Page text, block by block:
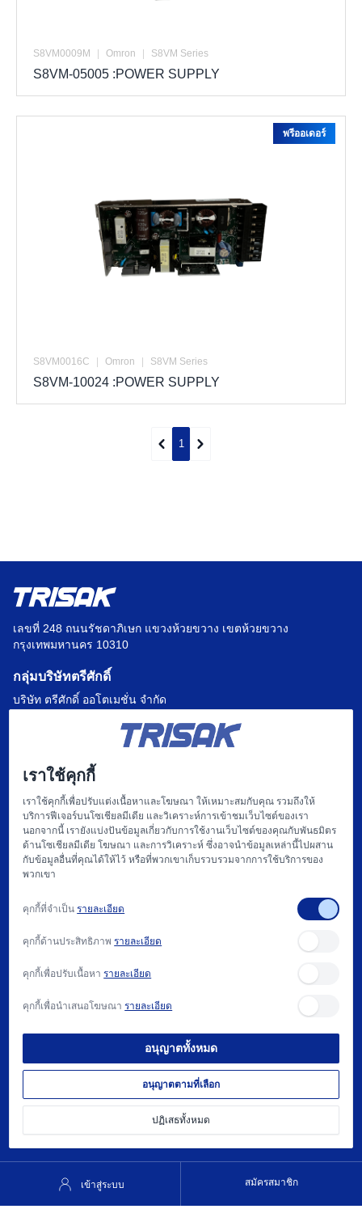
เข้าสู่ระบบ สมัครสมาชิก
S8VM0009M | Omron | S8VM Series
S8VM-05005 :POWER SUPPLY
S8VM0016C | Omron | S8VM Series
S8VM-10024 :POWER SUPPLY
พรีออเดอร์
1
เลขที่ 248 ถนนรัชดาภิเษก แขวงห้วยขวาง เขตห้วยขวาง
กรุงเทพมหานคร 10310
กลุ่มบริษัทตรีศักดิ์
บริษัท ตรีศักดิ์ ออโตเมชั่น จำกัด
บริษัท แฟคตอรี่ ออโตเมชั่น เซ็นเตอร์ จำกัด
บริษัท ไฮทรอน-ตรีศักดิ์ จำกัด
หน้าแรก
เกี่ยวกับเรา
สนับสนุน
ติดต่อเรา
วิธีการซื้อ และ นโยบาย
ต้องการความช่วยเหลือ?
022740081
© 2025 บริษัท ตรีศักดิ์ ออโตเมชั่น จำกัด | นโยบายความเป็นส่วนตัว
เราใช้คุกกี้
เราใช้คุกกี้เพื่อปรับแต่งเนื้อหาและโฆษณา ให้เหมาะสมกับคุณ รวมถึงให้
บริการฟีเจอร์บนโซเชียลมีเดีย และวิเคราะห์การเข้าชมเว็บไซต์ของเรา
นอกจากนี้ เรายังแบ่งปันข้อมูลเกี่ยวกับการใช้งานเว็บไซต์ของคุณกับพันธมิตร
ด้านโซเชียลมีเดีย โฆษณา และการวิเคราะห์ ซึ่งอาจนำข้อมูลเหล่านี้ไปผสาน
กับข้อมูลอื่นที่คุณได้ให้ไว้ หรือที่พวกเขาเก็บรวบรวมจากการใช้บริการของ
พวกเขา
คุกกี้ที่จำเป็นรายละเอียด
คุกกี้ด้านประสิทธิภาพรายละเอียด
คุกกี้เพื่อปรับเนื้อหารายละเอียด
คุกกี้เพื่อนำเสนอโฆษณารายละเอียด
อนุญาตทั้งหมด
อนุญาตตามที่เลือก
ปฏิเสธทั้งหมด